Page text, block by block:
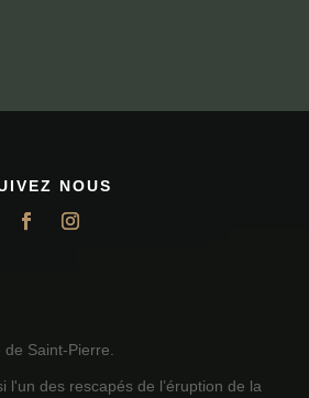
NOUS
Saint-Pierre.
l'un des rescapés de l’éruption de la